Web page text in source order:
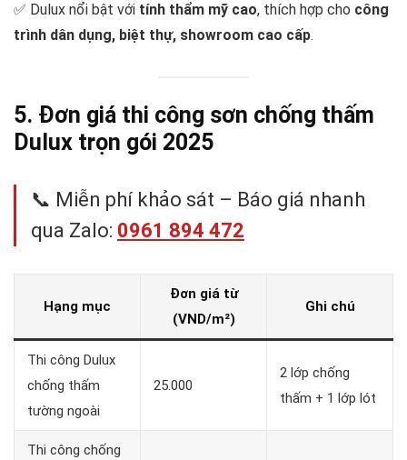
✅ Dulux nổi bật với tính thẩm mỹ cao, thích hợp cho công
trình dân dụng, biệt thự, showroom cao cấp.
5. Đơn giá thi công sơn chống thấm
Dulux trọn gói 2025
📞 Miễn phí khảo sát – Báo giá nhanh
qua Zalo: 0961 894 472
Hạng mục
Đơn giá từ
(VND/m²)
Ghi chú
Thi công Dulux
chống thấm
tường ngoài
25.000
2 lớp chống
thấm + 1 lớp lót
Thi công chống